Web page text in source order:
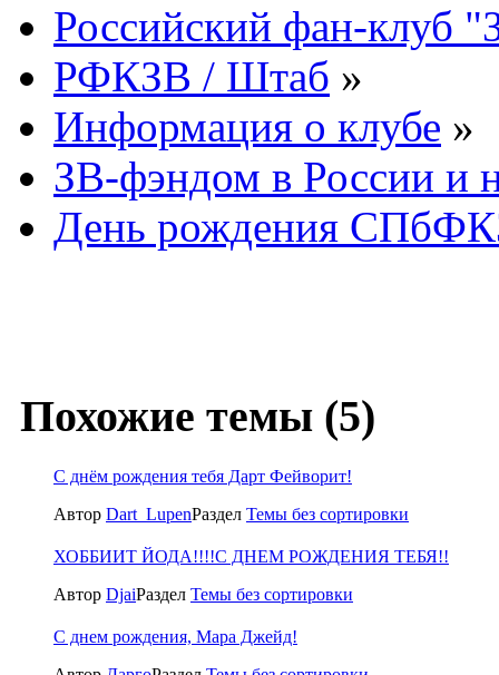
Российский фан-клуб
РФКЗВ / Штаб »
Информация о клубе »
ЗВ-фэндом в России и
День рождения
Похожие темы (5)
С днём рождения тебя Дарт Фейворит!
Автор Dart_LupenРаздел Темы без сортировки
ХОББИИТ ЙОДА!!!!С ДНЕМ РОЖДЕНИЯ ТЕБЯ!!
Автор DjaiРаздел Темы без сортировки
С днем рождения, Мара Джейд!